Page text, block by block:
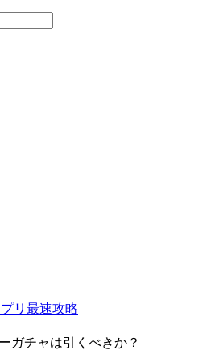
リ最速攻略
ガチャは引くべきか？